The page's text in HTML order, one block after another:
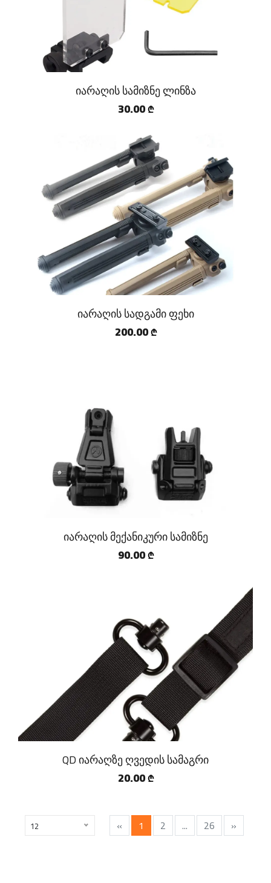
იარაღის სამიზნე ლინზა
30.00 ₾
იარაღის სადგამი ფეხი
200.00 ₾
იარაღის მექანიკური სამიზნე
90.00 ₾
QD იარაღზე ღვედის სამაგრი
20.00 ₾
12 « 1 2 ... 26 »